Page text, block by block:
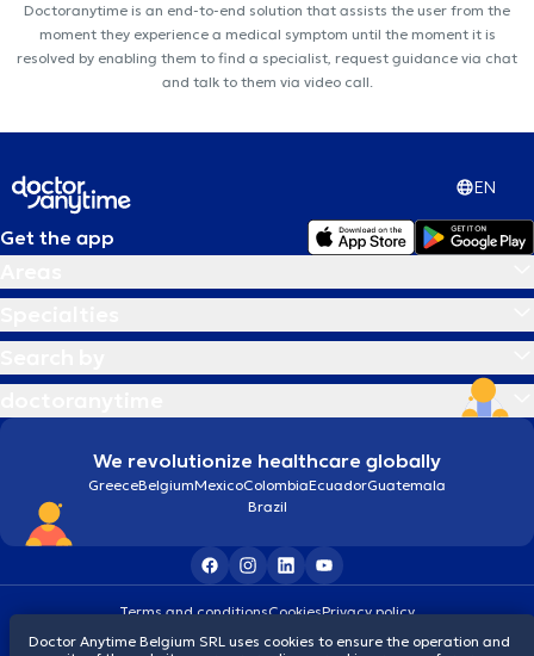
Doctoranytime is an end-to-end solution that assists the user from the
moment they experience a medical symptom until the moment it is
resolved by enabling them to find a specialist, request guidance via chat
and talk to them via video call.
EN
Get the app
We revolutionize healthcare globally
GreeceBelgiumMexicoColombiaEcuadorGuatemala
Brazil
Terms and conditionsCookiesPrivacy policy
© 2026 doctoranytime
Doctor Anytime Belgium SRL uses cookies to ensure the operation and